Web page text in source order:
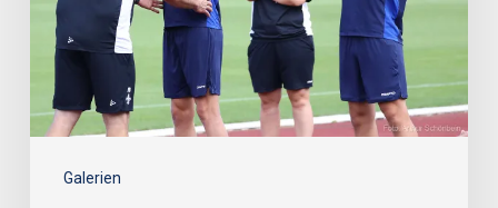
Galerien